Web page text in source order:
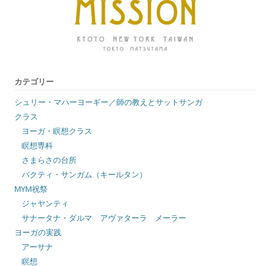
カテゴリー
シュリー・マハーヨーギー／師の教えとサットサンガ
クラス
ヨーガ・瞑想クラス
瞑想専科
さまらさの台所
バクティ・サンガム（キールタン）
MYM祝祭
ジャヤンティ
サナータナ・ダルマ アヴァターラ メーラー
ヨーガの実践
アーサナ
瞑想